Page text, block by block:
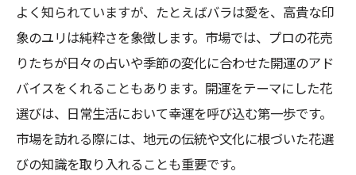
家庭円満を願う花言葉の活用法
神奈川県で育つ特別な花言葉の花
色と種類が開運に与える驚くべき影響とは
色の持つエネルギーと開運の関係
赤い花がもたらす情熱と活力
青い花と心の平穏を得る方法
よく知られていますが、たとえばバラは愛を、高貴な印
象のユリは純粋さを象徴します。市場では、プロの花売
りたちが日々の占いや季節の変化に合わせた開運のアド
バイスをくれることもあります。開運をテーマにした花
選びは、日常生活において幸運を呼び込む第一歩です。
市場を訪れる際には、地元の伝統や文化に根づいた花選
びの知識を取り入れることも重要です。